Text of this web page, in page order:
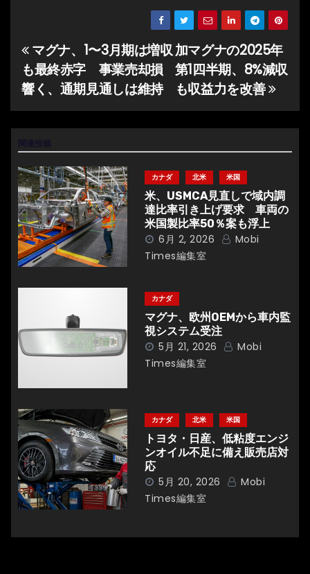
投
稿
ナ
ゲ
ー
シ
ョ
加マグナの2025年
第1四半期、8%減収
も収益力を改善
マグナ、1〜3月期は増収
も最終赤字 事業売却損
響く、通期見通しは維持
カナダ 北米 米国
米、USMCA見直しで域内調
達比率引き上げ要求 車両の
米国製比率50％案も浮上
6月 2, 2026
Mobi
Times編集室
カナダ
マグナ、欧州OEMから車内監
視システム受注
5月 21, 2026
Mobi
Times編集室
カナダ 北米 米国
トヨタ・日産、低粘度エンジ
ンオイル不足に備え販売店対
応
5月 20, 2026
Mobi
Times編集室